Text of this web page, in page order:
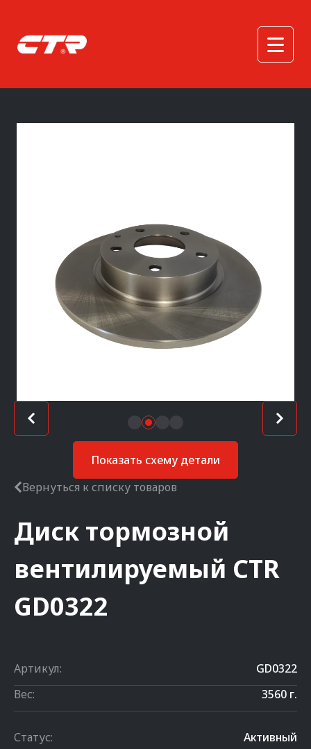
Показать схему детали
Вернуться к списку товаров
Диск тормозной
вентилируемый CTR
GD0322
Артикул:
GD0322
Вес:
3560 г.
Статус: Активный